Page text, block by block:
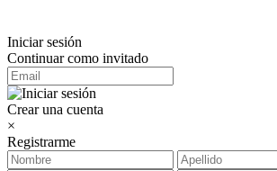
Iniciar sesión
Continuar como invitado
Crear una cuenta
×
Registrarme